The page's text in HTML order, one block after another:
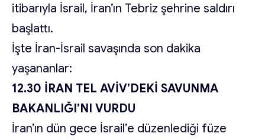
itibarıyla İsrail, İran’ın Tebriz şehrine saldırı
başlattı.
İşte İran-İsrail savaşında son dakika
yaşananlar:
12.30 İRAN TEL AVİV’DEKİ SAVUNMA
BAKANLIĞI’NI VURDU
İran’ın dün gece İsrail’e düzenlediği füze